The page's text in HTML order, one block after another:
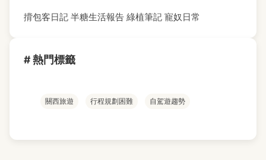
揹包客日記 半糖生活報告 綠植筆記 寵奴日常
# 熱門標籤
關西旅遊 行程規劃困難 自駕遊趨勢